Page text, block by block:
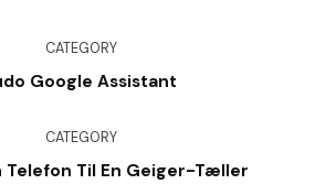
CATEGORY
Google Assistant
CATEGORY
Telefon Til En Geiger-Tæller